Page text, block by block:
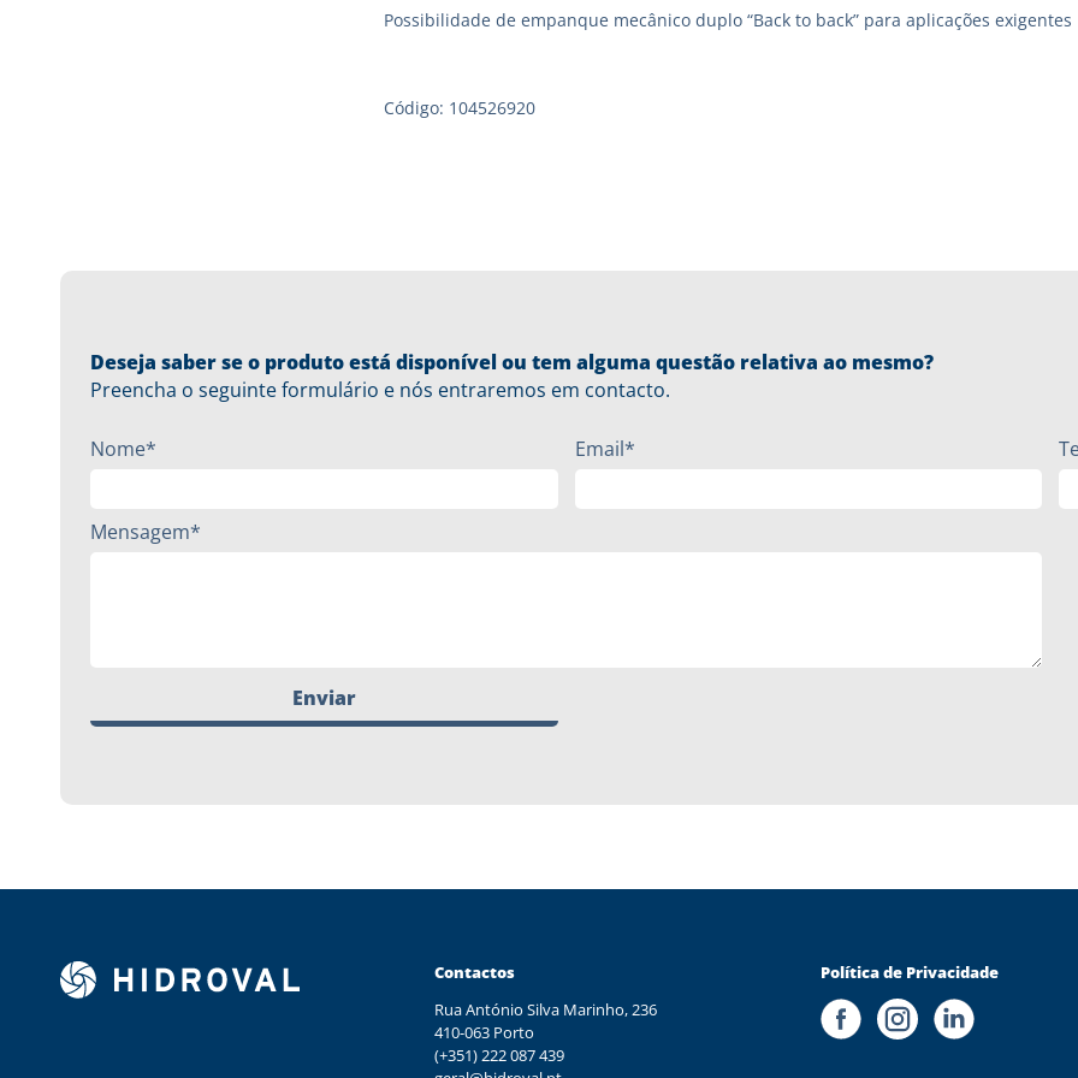
Possibilidade de empanque mecânico duplo “Back to back” para aplicações exigentes
Código: 104526920
Deseja saber se o produto está disponível ou tem alguma questão relativa ao mesmo?
Preencha o seguinte formulário e nós entraremos em contacto.
Nome* Email*
Mensagem*
Enviar
Contactos
Rua António Silva Marinho, 236
410-063 Porto
(+351) 222 087 439
Política de Privacidade